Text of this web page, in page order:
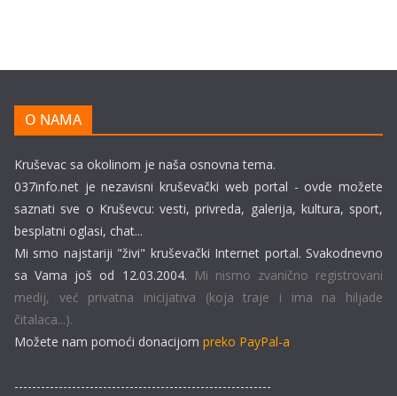
O NAMA
Kruševac sa okolinom je naša osnovna tema.
037info.net je nezavisni kruševački web portal - ovde možete
saznati sve o Kruševcu: vesti, privreda, galerija, kultura, sport,
besplatni oglasi, chat...
Mi smo najstariji "živi" kruševački Internet portal. Svakodnevno
sa Vama još od 12.03.2004. Mi nismo zvanično registrovani
medij, već privatna inicijativa (koja traje i ima na hiljade
čitalaca...).
Možete nam pomoći donacijom preko PayPal-a
----------------------------------------------------------